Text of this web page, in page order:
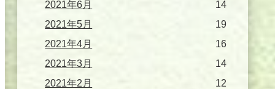
2021年6月
14
2021年5月
19
2021年4月
16
2021年3月
14
2021年2月
12